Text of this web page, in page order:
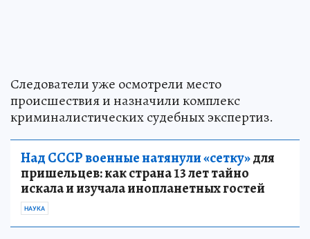
Следователи уже осмотрели место
происшествия и назначили комплекс
криминалистических судебных экспертиз.
Над СССР военные натянули «сетку»для
пришельцев: как страна 13 лет тайно
искала и изучала инопланетных гостей
НАУКА